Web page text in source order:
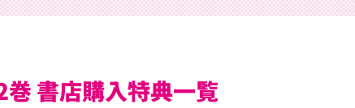
書店購入特典一覧